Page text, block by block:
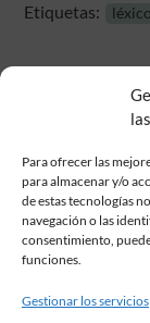
Para ofrecer las
para almacenar y/o
de estas tecnologías
navegación o las
consentimiento,
funciones.
Gestionar los servicios
Etiquetas:
2026 Todos los